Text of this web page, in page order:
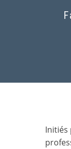
Initiés